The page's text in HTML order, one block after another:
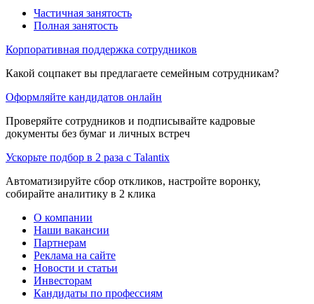
Частичная занятость
Полная занятость
Корпоративная поддержка сотрудников
Какой соцпакет вы предлагаете семейным сотрудникам?
Оформляйте кандидатов онлайн
Проверяйте сотрудников и подписывайте кадровые
документы без бумаг и личных встреч
Ускорьте подбор в 2 раза с Talantix
Автоматизируйте сбор откликов, настройте воронку,
собирайте аналитику в 2 клика
О компании
Наши вакансии
Партнерам
Реклама на сайте
Новости и статьи
Инвесторам
Кандидаты по профессиям